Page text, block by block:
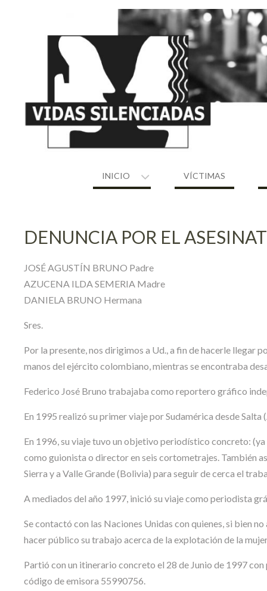
INICIO VÍCTIMAS
DENUNCIA POR EL
JOSÉ AGUSTÍN BRUNO Padre
AZUCENA ILDA SEMERIA Madre
DANIELA BRUNO Hermana
Sres.
Por la presente, nos dirigimos a Ud., a fin de hacerle llegar
manos del ejército colombiano, mientras se encontraba
Federico José Bruno trabajaba como reportero gráfico
En 1995 realizó su primer viaje por Sudamérica desde
En 1996, su viaje tuvo un objetivo periodístico concreto:
como guionista o director en seis cortometrajes. También
Sierra y a Valle Grande (Bolivia) para seguir de cerca el
A mediados del año 1997, inició su viaje como periodista
Se contactó con las Naciones Unidas con quienes, si bien
hacer público su trabajo acerca de la explotación de la
Partió con un itinerario concreto el 28 de Junio de 1997
código de emisora 55990756.